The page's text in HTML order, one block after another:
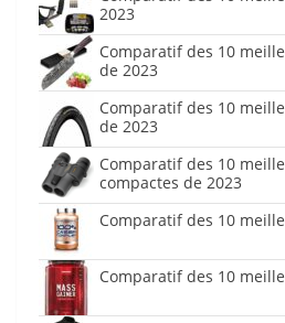
2023
Comparatif des 10
de 2023
Comparatif des 10
de 2023
Comparatif des 10
compactes de 2023
Comparatif des 10
Comparatif des 10